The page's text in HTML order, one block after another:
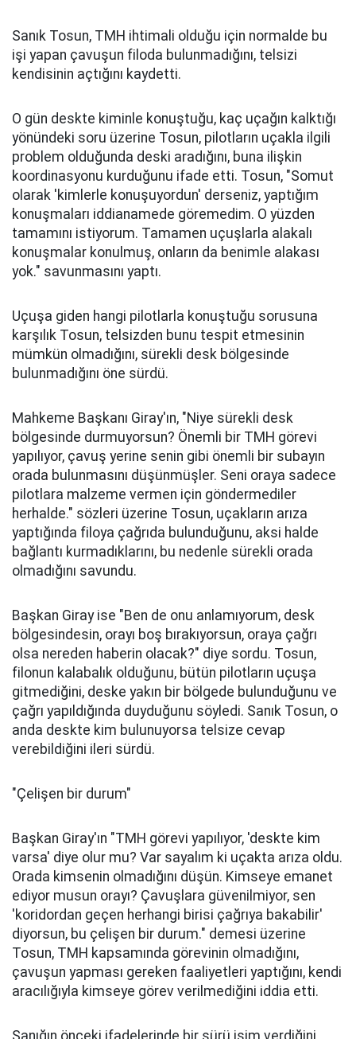
Sanık Tosun, TMH ihtimali olduğu için normalde bu
işi yapan çavuşun filoda bulunmadığını, telsizi
kendisinin açtığını kaydetti.
O gün deskte kiminle konuştuğu, kaç uçağın kalktığı
yönündeki soru üzerine Tosun, pilotların uçakla ilgili
problem olduğunda deski aradığını, buna ilişkin
koordinasyonu kurduğunu ifade etti. Tosun, "Somut
olarak 'kimlerle konuşuyordun' derseniz, yaptığım
konuşmaları iddianamede göremedim. O yüzden
tamamını istiyorum. Tamamen uçuşlarla alakalı
konuşmalar konulmuş, onların da benimle alakası
yok." savunmasını yaptı.
Uçuşa giden hangi pilotlarla konuştuğu sorusuna
karşılık Tosun, telsizden bunu tespit etmesinin
mümkün olmadığını, sürekli desk bölgesinde
bulunmadığını öne sürdü.
Mahkeme Başkanı Giray'ın, "Niye sürekli desk
bölgesinde durmuyorsun? Önemli bir TMH görevi
yapılıyor, çavuş yerine senin gibi önemli bir subayın
orada bulunmasını düşünmüşler. Seni oraya sadece
pilotlara malzeme vermen için göndermediler
herhalde." sözleri üzerine Tosun, uçakların arıza
yaptığında filoya çağrıda bulunduğunu, aksi halde
bağlantı kurmadıklarını, bu nedenle sürekli orada
olmadığını savundu.
Başkan Giray ise "Ben de onu anlamıyorum, desk
bölgesindesin, orayı boş bırakıyorsun, oraya çağrı
olsa nereden haberin olacak?" diye sordu. Tosun,
filonun kalabalık olduğunu, bütün pilotların uçuşa
gitmediğini, deske yakın bir bölgede bulunduğunu ve
çağrı yapıldığında duyduğunu söyledi. Sanık Tosun, o
anda deskte kim bulunuyorsa telsize cevap
verebildiğini ileri sürdü.
"Çelişen bir durum"
Başkan Giray'ın "TMH görevi yapılıyor, 'deskte kim
varsa' diye olur mu? Var sayalım ki uçakta arıza oldu.
Orada kimsenin olmadığını düşün. Kimseye emanet
ediyor musun orayı? Çavuşlara güvenilmiyor, sen
'koridordan geçen herhangi birisi çağrıya bakabilir'
diyorsun, bu çelişen bir durum." demesi üzerine
Tosun, TMH kapsamında görevinin olmadığını,
çavuşun yapması gereken faaliyetleri yaptığını, kendi
aracılığıyla kimseye görev verilmediğini iddia etti.
Sanığın önceki ifadelerinde bir sürü isim verdiğini